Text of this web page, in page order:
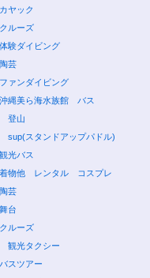
ヤック
ルーズ
験ダイビング
芸
ァンダイビング
縄美ら海水族館 バス
登山
sup(スタンドアップパドル)
光バス
物他 レンタル コスプレ
芸
台
ルーズ
観光タクシー
スツアー